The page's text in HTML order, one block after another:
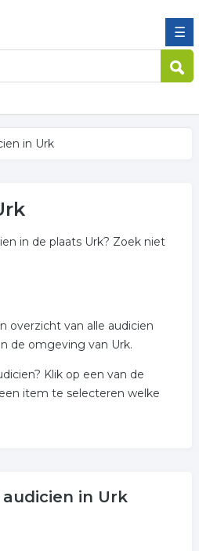
☰
in Urk
in de plaats Urk? Zoek niet
overzicht van alle audicien
de omgeving van Urk.
Klik op een van de
item te selecteren welke
in Urk